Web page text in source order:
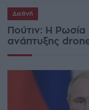
Διεθνή
Πούτιν: Η Ρωσία
ανάπτυξης